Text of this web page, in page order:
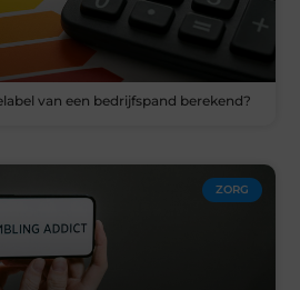
van een bedrijfspand berekend?
ZORG